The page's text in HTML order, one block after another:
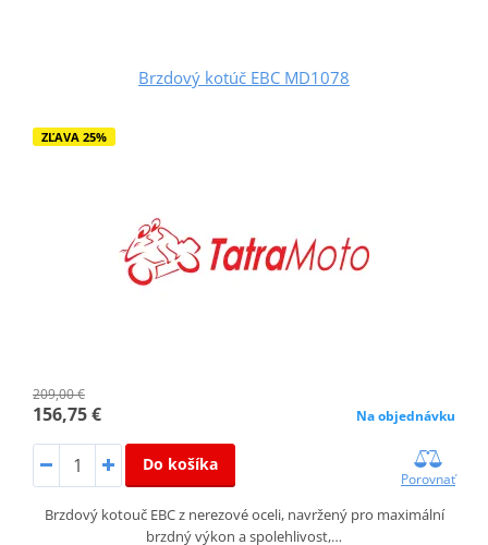
Brzdový kotúč EBC MD1078
ZĽAVA 25%
209,00 €
156,75 € Na objednávku
Do košíka
Porovnať
Brzdový kotouč EBC z nerezové oceli, navržený pro maximální
brzdný výkon a spolehlivost,…